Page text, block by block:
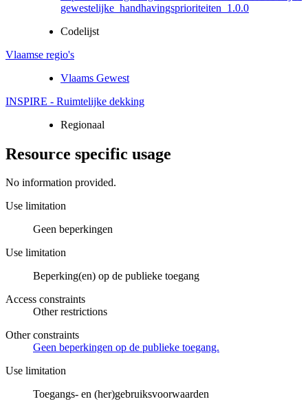
gewestelijke_handhavingsprioriteiten_1.0.0
Codelijst
Vlaamse regio's
Vlaams Gewest
INSPIRE - Ruimtelijke dekking
Regionaal
Resource specific usage
No information provided.
Use limitation
Geen beperkingen
Use limitation
Beperking(en) op de publieke toegang
Access constraints
Other restrictions
Other constraints
Geen beperkingen op de publieke toegang.
Use limitation
Toegangs- en (her)gebruiksvoorwaarden